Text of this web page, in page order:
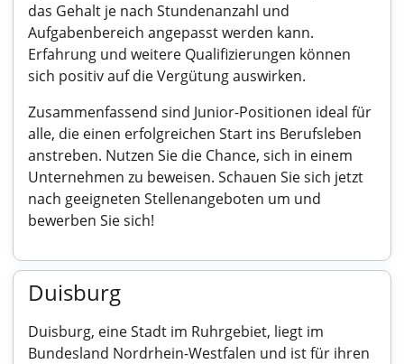
das Gehalt je nach Stundenanzahl und
Aufgabenbereich angepasst werden kann.
Erfahrung und weitere Qualifizierungen können
sich positiv auf die Vergütung auswirken.
Zusammenfassend sind Junior-Positionen ideal für
alle, die einen erfolgreichen Start ins Berufsleben
anstreben. Nutzen Sie die Chance, sich in einem
Unternehmen zu beweisen. Schauen Sie sich jetzt
nach geeigneten Stellenangeboten um und
bewerben Sie sich!
Duisburg
Duisburg, eine Stadt im Ruhrgebiet, liegt im
Bundesland Nordrhein-Westfalen und ist für ihren